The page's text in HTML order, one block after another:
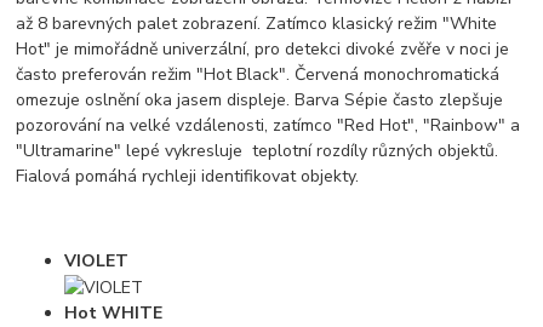
až 8 barevných palet zobrazení. Zatímco klasický režim "White
Hot" je mimořádně univerzální, pro detekci divoké zvěře v noci je
často preferován režim "Hot Black". Červená monochromatická
omezuje oslnění oka jasem displeje. Barva Sépie často zlepšuje
pozorování na velké vzdálenosti, zatímco "Red Hot", "Rainbow" a
"Ultramarine" lepé vykresluje teplotní rozdíly různých objektů.
Fialová pomáhá rychleji identifikovat objekty.
VIOLET
Hot WHITE